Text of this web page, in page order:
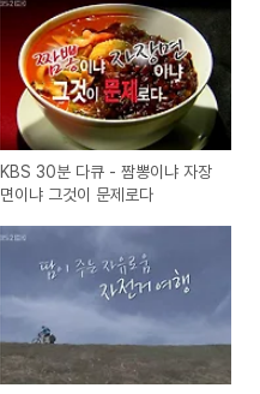
KBS 30분 다큐 - 짬뽕이냐 자장
면이냐 그것이 문제로다